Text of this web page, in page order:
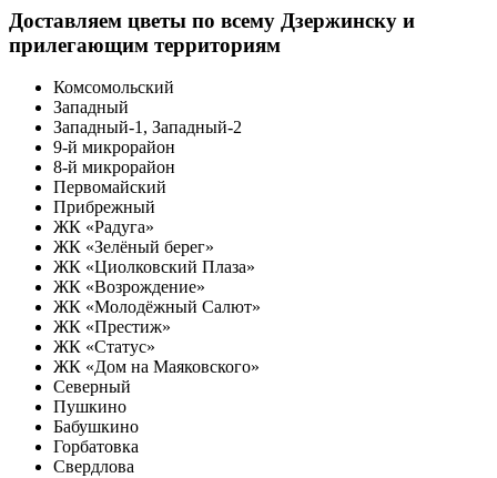
Доставляем цветы по всему Дзержинску и
прилегающим территориям
Комсомольский
Западный
Западный-1, Западный-2
9-й микрорайон
8-й микрорайон
Первомайский
Прибрежный
ЖК «Радуга»
ЖК «Зелёный берег»
ЖК «Циолковский Плаза»
ЖК «Возрождение»
ЖК «Молодёжный Салют»
ЖК «Престиж»
ЖК «Статус»
ЖК «Дом на Маяковского»
Северный
Пушкино
Бабушкино
Горбатовка
Свердлова